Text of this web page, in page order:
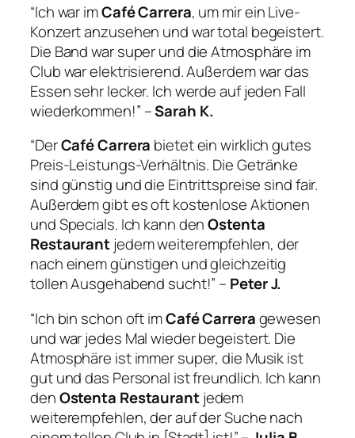
“Ich war imCafé Carrera, um mir ein Live-
Konzert anzusehen und war total begeistert.
Die Band war super und die Atmosphäre im
Club war elektrisierend. Außerdem war das
Essen sehr lecker. Ich werde auf jeden Fall
wiederkommen!” –Sarah K.
“DerCafé Carrera bietet ein wirklich gutes
Preis-Leistungs-Verhältnis. Die Getränke
sind günstig und die Eintrittspreise sind fair.
Außerdem gibt es oft kostenlose Aktionen
und Specials. Ich kann denOstenta
Restaurantjedem weiterempfehlen, der
nach einem günstigen und gleichzeitig
tollen Ausgehabend sucht!” – Peter J.
“Ich bin schon oft imCafé Carreragewesen
und war jedes Mal wieder begeistert. Die
Atmosphäre ist immer super, die Musik ist
gut und das Personal ist freundlich. Ich kann
denOstenta Restaurantjedem
weiterempfehlen, der auf der Suche nach